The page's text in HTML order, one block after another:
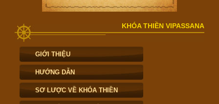
KHÓA THIỀN VIPASSANA
GIỚI THIỆU
HƯỚNG DẪN
SƠ LƯỢC VỀ KHÓA THIỀN